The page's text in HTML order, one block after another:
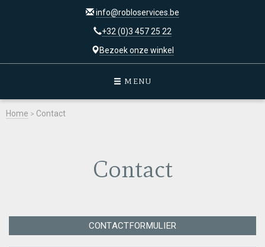
info@robloservices.be
+32 (0)3 457 25 22
Bezoek onze winkel
MENU
Home > Contact
Contact
CONTACTFORMULIER